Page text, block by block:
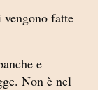
vengono fatte
e
Non è nel